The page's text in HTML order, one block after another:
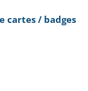
cartes / badges